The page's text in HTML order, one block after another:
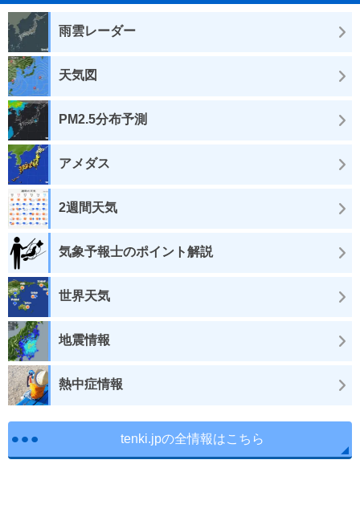
雨雲レーダー
天気図
PM2.5分布予測
アメダス
2週間天気
気象予報士のポイント解説
世界天気
地震情報
熱中症情報
tenki.jpの全情報はこちら